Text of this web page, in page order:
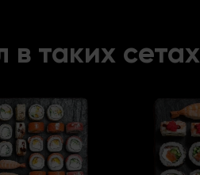
в таких сетах